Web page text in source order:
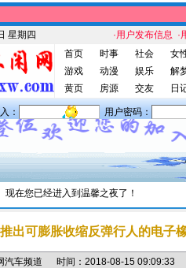
星期四 ·用户发布信息 ·
首页
时事 社会
女
游戏
动漫 娱乐
解
黄页
房源 交友 日
： 用户密码：
现在您已经进入到温馨之夜了！
推出可膨胀收缩反弹行人的电子
汽车频道 时间：2018-08-15